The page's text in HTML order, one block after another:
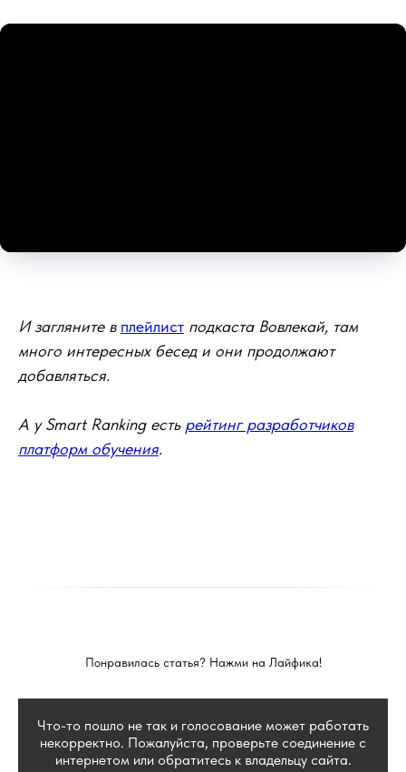
И загляните в плейлист подкаста Вовлекай, там
много интересных бесед и они продолжают
добавляться.
А у Smart Ranking есть рейтинг разработчиков
платформ обучения.
Понравилась статья? Нажми на Лайфика!
Что-то пошло не так и голосование может работать
некорректно. Пожалуйста, проверьте соединение с
интернетом или обратитесь к владельцу сайта.